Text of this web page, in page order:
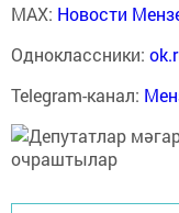
MAX: Новости
Одноклассники:
Telegram-канал: